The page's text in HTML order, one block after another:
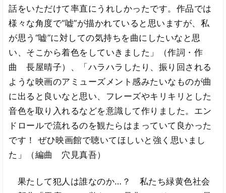
話をいただけて率直にうれしかったです。作品では
様々な角度で“嘘”が描かれていると思いますが、私
が思う“嘘”に対しての気持ちを曲にしたいなと思
い、そこから着色をしていきました」（作詞・作
曲 長屋晴子）、「ハラハラしたり、振り回される
ような映画のアミューズメント感みたいなものが曲
に出ると良いなと思い、フレーズやキリキリとした
音色を取り入れるなどを意識して作りました。エン
ドロールで流れるのを観たらはまっていて良かった
です！ ぜひ映画館で聴いてほしいと強く思いまし
た」（編曲 穴見真吾）
果たして犯人は誰なのか…？ 私たち緑黄色社会